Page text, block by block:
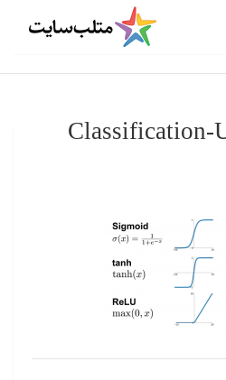
Classification-